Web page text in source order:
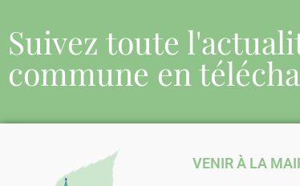
Suivez toute
commune en
VENIR À LA